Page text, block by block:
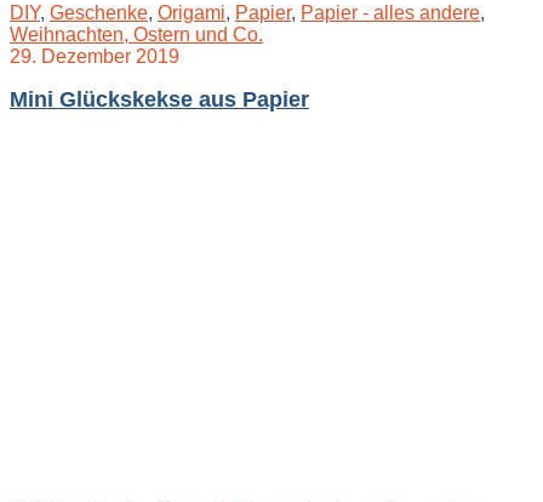
DIY, Geschenke, Origami, Papier, Papier - alles andere,
Weihnachten, Ostern und Co.
29. Dezember 2019
Mini Glückskekse aus Papier